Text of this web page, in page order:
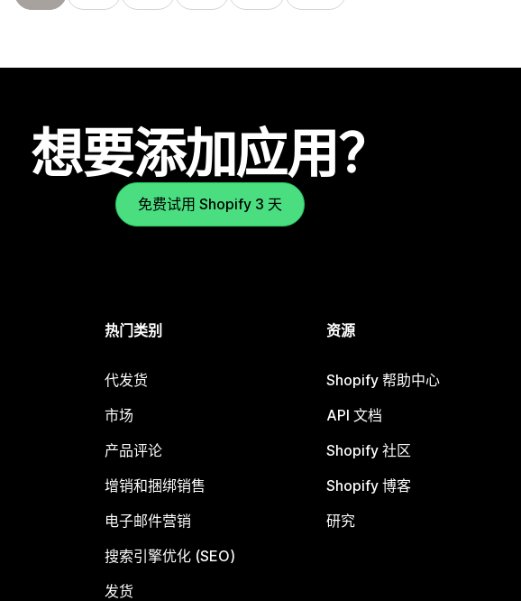
想要添加应用？
免费试用 Shopify 3 天
热门类别
代发货
市场
产品评论
增销和捆绑销售
电子邮件营销
搜索引擎优化 (SEO)
发货
资源
Shopify 帮助中心
API 文档
Shopify 社区
Shopify 博客
研究